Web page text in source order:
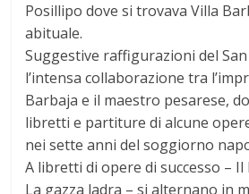
Posillipo dove si trovava Villa
abituale.
Suggestive raffigurazioni del
l’intensa collaborazione tra
Barbaja e il maestro pesarese,
libretti e partiture di alcune
nei sette anni del soggiorno
A libretti di opere di successo –
La gazza ladra – si alternano in